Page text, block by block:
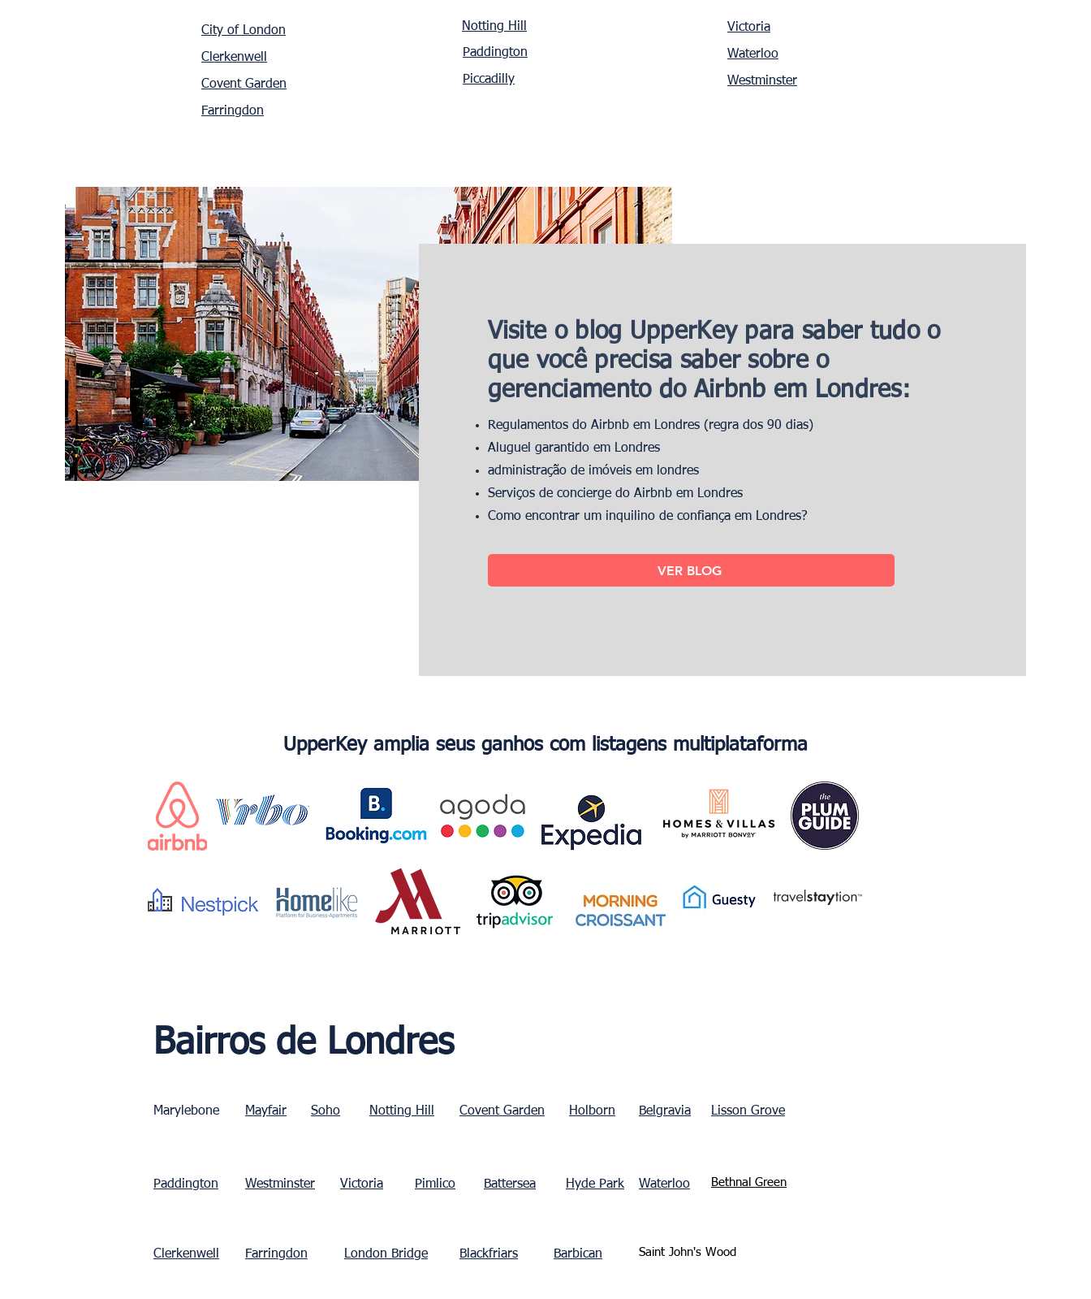
City of London
Clerkenwell
Covent Garden
Notting Hill
Paddington
Piccadilly
Victoria
Waterloo
Westminster
Farringdon
Visite o blog UpperKey para saber tudo o
que você precisa saber sobre o
gerenciamento do Airbnb em Londres:
Regulamentos do Airbnb em Londres (regra dos 90 dias)
Aluguel garantido em Londres
administração de imóveis em londres
Serviços de concierge do Airbnb em Londres
Como encontrar um inquilino de confiança em Londres?
VER BLOG
UpperKey amplia seus ganhos com listagens multiplataforma
Bairros de Londres
Marylebone Mayfair Soho Notting Hill Covent Garden Holborn Belgravia Lisson Grove
Paddington Westminster Victoria Pimlico Battersea Hyde Park Waterloo Bethnal Green
Clerkenwell Farringdon London Bridge Blackfriars Barbican Saint John's Wood